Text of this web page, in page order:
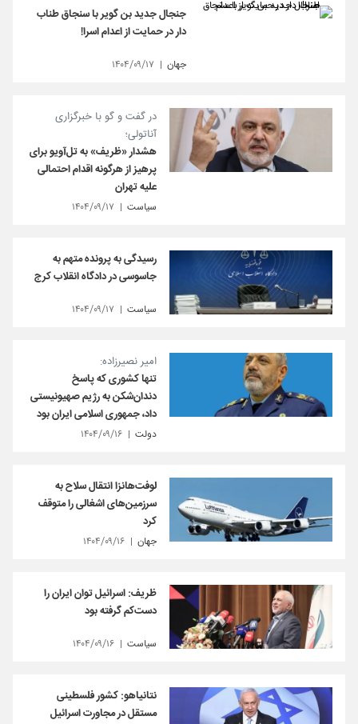
جنجال جدید بن گویر با سنجاق طناب
دار در حمایت از اعدام اسرا!
جهان ۱۴۰۴/۰۹/۱۷
در گفت و گو با خبرگزاری
آناتولی؛
هشدار «ظریف» به تل‌آویو برای
پرهیز از هرگونه اقدام احتمالی
علیه تهران
سیاست ۱۴۰۴/۰۹/۱۷
رسیدگی به پرونده متهم به
جاسوسی در دادگاه انقلاب کرج
سیاست ۱۴۰۴/۰۹/۱۷
امیر نصیرزاده:
تنها کشوری که پاسخ
دندان‌شکن به رژیم صهیونیستی
داد، جمهوری اسلامی ایران بود
دولت ۱۴۰۴/۰۹/۱۶
لوفت‌هانزا انتقال سلاح به
سرزمین‌های اشغالی را متوقف
کرد
جهان ۱۴۰۴/۰۹/۱۶
ظریف: اسرائیل توان ایران را
دست‌کم گرفته بود
سیاست ۱۴۰۴/۰۹/۱۶
نتانیاهو: کشور فلسطینی
مستقل در مجاورت اسرائیل